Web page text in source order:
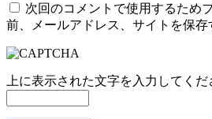
次回のコメントで使用するため
前、メールアドレス、サイトを保存
上に表示された文字を入力してくだ